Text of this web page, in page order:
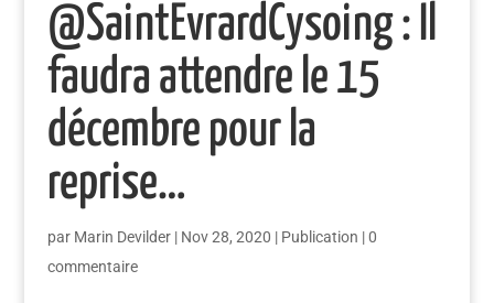
@SaintEvrardCysoing : Il
faudra attendre le 15
décembre pour la
reprise…
par Marin Devilder| Nov 28, 2020 | Publication |0
commentaire